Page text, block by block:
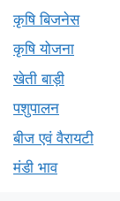
कृषि बिजनेस
कृषि योजना
खेती बाड़ी
पशुपालन
बीज एवं वैरायटी
मंडी भाव